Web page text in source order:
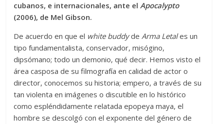
cubanos, e internacionales, ante elApocalypto
(2006), de Mel Gibson.
De acuerdo en que el white buddydeArma Letales un
tipo fundamentalista, conservador, misógino,
dipsómano; todo un demonio, qué decir. Hemos visto el
área casposa de su filmografía en calidad de actor o
director, conocemos su historia; empero, a través de su
tan violenta en imágenes o discutible en lo histórico
como espléndidamente relatada epopeya maya, el
hombre se descolgó con el exponente del género de